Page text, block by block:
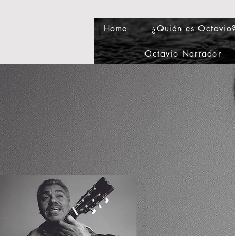
Home ¿Quién es
Octavio Narrador